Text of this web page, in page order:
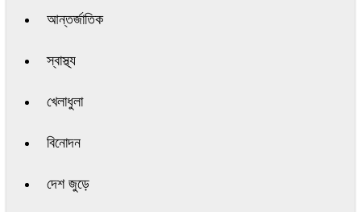
আন্তর্জাতিক
স্বাস্থ্য
খেলাধুলা
বিনোদন
দেশ জুড়ে